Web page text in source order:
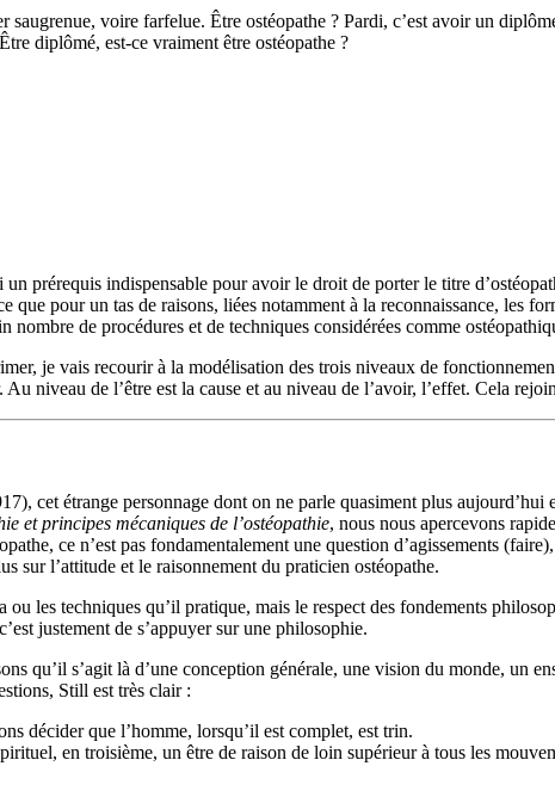
saugrenue, voire farfelue. Être ostéopathe ? Pardi, c’est avoir un
diplômé, est-ce vraiment être ostéopathe ?
un prérequis indispensable pour avoir le droit de porter le titre
que pour un tas de raisons, liées notamment à la reconnaissance, les
nombre de procédures et de techniques considérées comme
je vais recourir à la modélisation des trois niveaux de
niveau de l’être est la cause et au niveau de l’avoir, l’effet. Cela
cet étrange personnage dont on ne parle quasiment plus
et principes mécaniques de l’ostéopathie, nous nous apercevons
ce n’est pas fondamentalement une question d’agissements
sur l’attitude et le raisonnement du praticien ostéopathe.
ou les techniques qu’il pratique, mais le respect des fondements
justement de s’appuyer sur une philosophie.
qu’il s’agit là d’une conception générale, une vision du monde, un
Still est très clair :
décider que l’homme, lorsqu’il est complet, est trin.
en troisième, un être de raison de loin supérieur à tous les